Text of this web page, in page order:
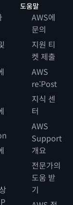
도움말
AWS에
문의
지원 티
켓 제출
AWS
re:Post
지식 센
터
AWS
Support
개요
전문가의
도움 받
기